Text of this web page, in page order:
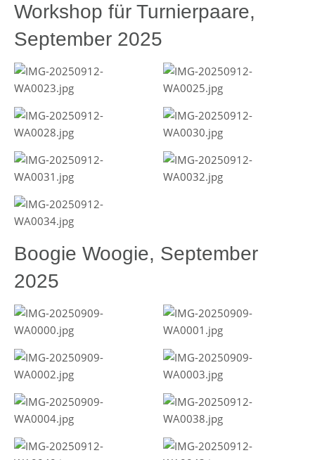
Workshop für Turnierpaare,
September 2025
Boogie Woogie, September
2025